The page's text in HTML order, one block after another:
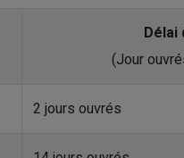
Délai
(Jour
2 jours ouvrés